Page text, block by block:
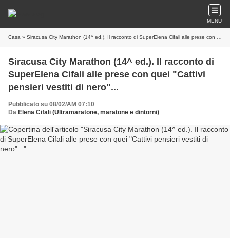
MENU
Casa » Siracusa City Marathon (14^ ed.). Il racconto di SuperElena Cifali alle prese con quei "Cattivi pensieri vestiti di nero"...
Siracusa City Marathon (14^ ed.). Il racconto di
SuperElena Cifali alle prese con quei "Cattivi
pensieri vestiti di nero"...
Pubblicato su 08/02/AM 07:10
Da Elena Cifali (Ultramaratone, maratone e dintorni)